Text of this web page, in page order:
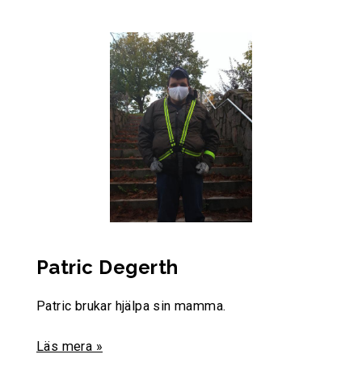
Patric Degerth
Patric brukar hjälpa sin mamma.
Läs mera »